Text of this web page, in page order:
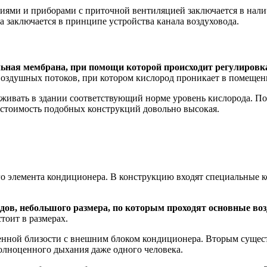
и приборами с приточной вентиляцией заключается в
в принципе устройства канала воздуховода.
мембрана, при помощи которой происходит
потоков, при котором кислород проникает в
в здании соответствующий норме уровень
подобных конструкций довольно высокая.
элемента кондиционера. В конструкцию входят
небольшого размера, по которым проходят основные
в размерах.
близости с внешним блоком кондиционера. Вторым
дыхания даже одного человека.